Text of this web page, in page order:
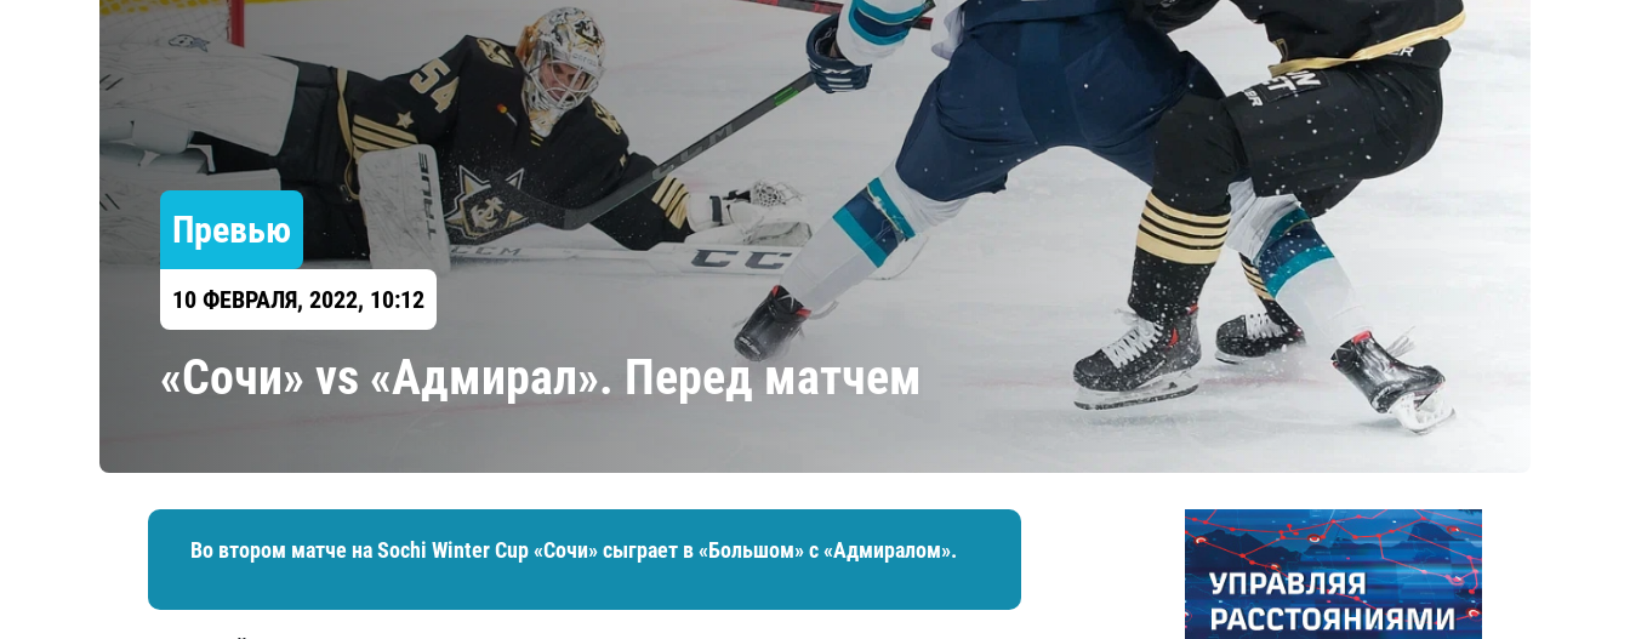
ЦСКА
Шанхайские Драконы Сибирь
Превью
10 ФЕВРАЛЯ, 2022, 10:12
«Сочи» vs «Адмирал». Перед матчем
Во втором матче на Sochi Winter Cup «Сочи» сыграет в «Большом» с «Адмиралом».